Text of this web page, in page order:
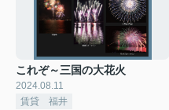
これぞ～三国の大花火
2024.08.11
賃貸 福井